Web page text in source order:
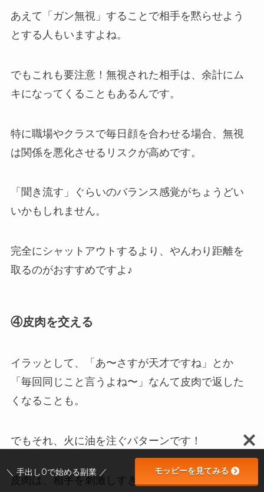
あえて「ガン無視」することで相手を黙らせよう
とする人もいますよね。
でもこれも要注意！無視された相手は、余計にム
キになってくることもあるんです。
特に職場やクラスで毎日顔を合わせる場合、無視
は関係を悪化させるリスクが高めです。
「聞き流す」ぐらいのバランス感覚がちょうどい
いかもしれません。
完全にシャットアウトするより、やんわり距離を
取るのがおすすめですよ♪
④皮肉を交える
イラッとして、「あ〜さすが天才ですね」とか
「毎回同じこと言うよね〜」なんて皮肉で返した
くなることも。
でもそれ、火に油を注ぐパターンです！
皮肉は、相手を刺激しすぎて「プチ戦争」になる
＼ 手出し0で始める副業 ／ モッピーを見てみる